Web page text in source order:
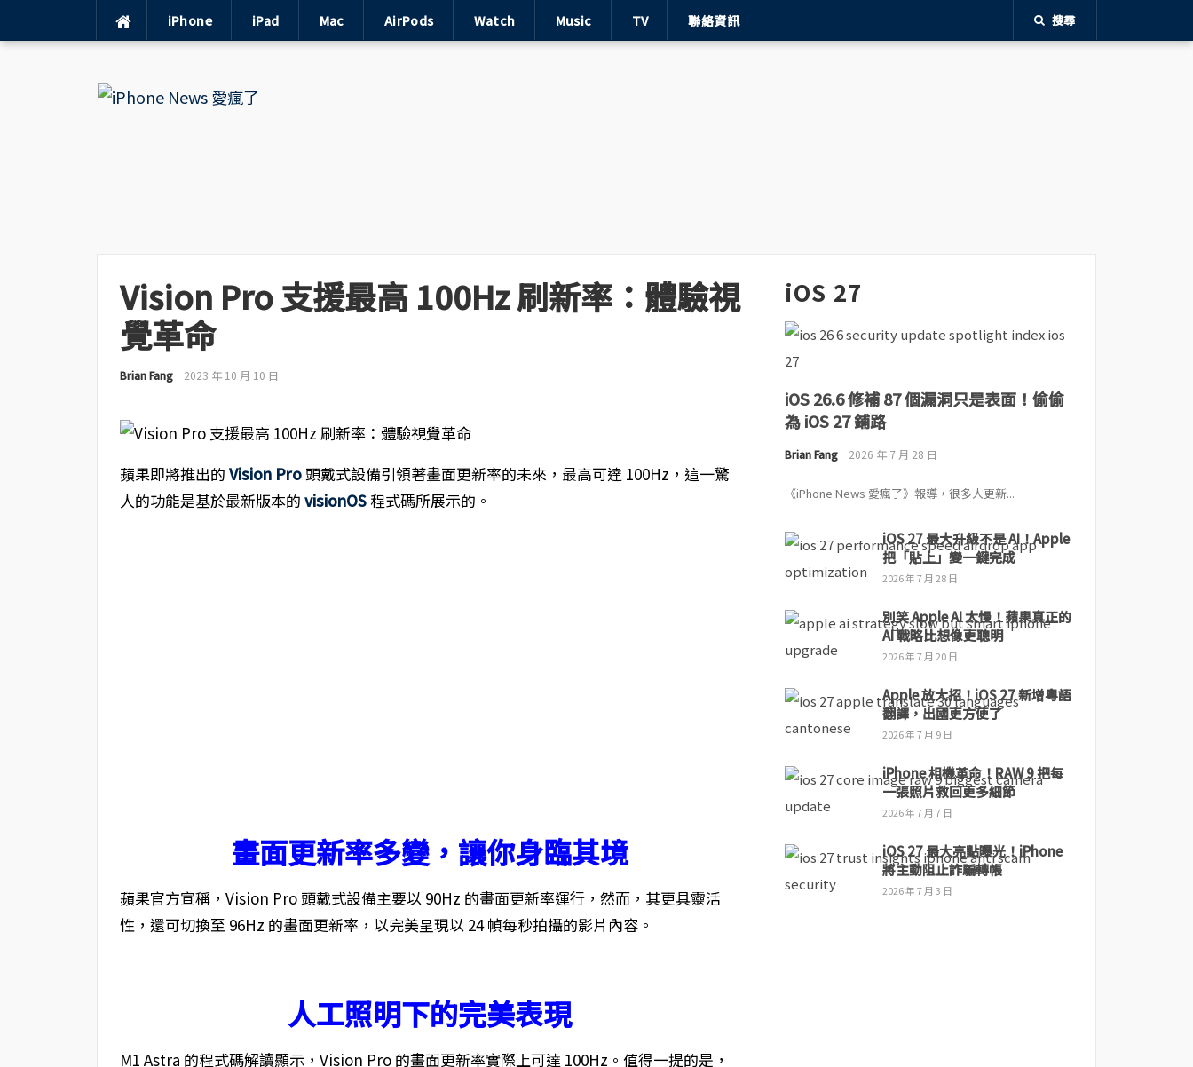
iPhone iPad Mac AirPods Watch Music TV 聯絡資訊 搜尋
Vision Pro 支援最高 100Hz 刷新率：體驗視
覺革命
Brian Fang 2023 年 10 月 10 日
蘋果即將推出的 Vision Pro頭戴式設備引領著畫面更新率的未來，最高可達 100Hz，這一驚
人的功能是基於最新版本的 visionOS程式碼所展示的。
畫面更新率多變，讓你身臨其境
蘋果官方宣稱，Vision Pro 頭戴式設備主要以 90Hz 的畫面更新率運行，然而，其更具靈活
性，還可切換至 96Hz 的畫面更新率，以完美呈現以 24 幀每秒拍攝的影片內容。
人工照明下的完美表現
M1 Astra 的程式碼解讀顯示，Vision Pro 的畫面更新率實際上可達 100Hz。值得一提的是，
iOS 27
iOS 26.6 修補 87 個漏洞只是表面！偷偷
為 iOS 27 鋪路
Brian Fang 2026 年 7 月 28 日
《iPhone News 愛瘋了》報導，很多人更新...
iOS 27 最大升級不是 AI！Apple
把「貼上」變一鍵完成
2026 年 7 月 28 日
別笑 Apple AI 太慢！蘋果真正的
AI 戰略比想像更聰明
2026 年 7 月 20 日
Apple 放大招！iOS 27 新增粵語
翻譯，出國更方便了
2026 年 7 月 9 日
iPhone 相機革命！RAW 9 把每
一張照片救回更多細節
2026 年 7 月 7 日
iOS 27 最大亮點曝光！iPhone
將主動阻止詐騙轉帳
2026 年 7 月 3 日